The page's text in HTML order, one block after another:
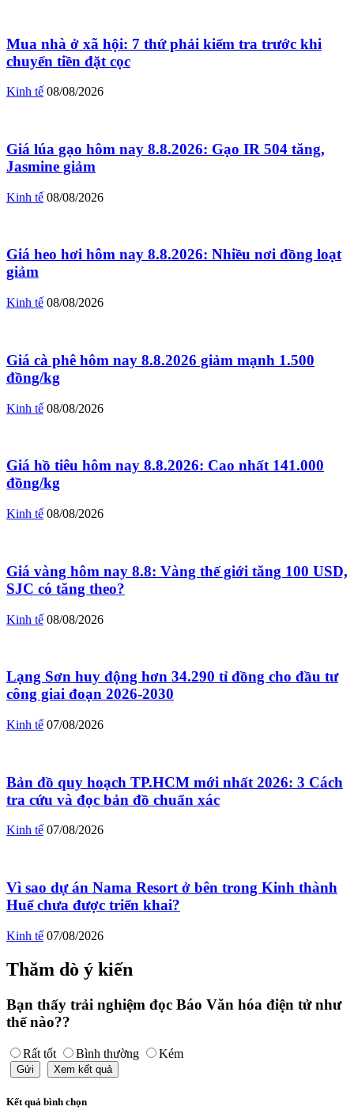
Mua nhà ở xã hội: 7 thứ phải kiểm tra trước khi
chuyển tiền đặt cọc
Kinh tế 08/08/2026
Giá lúa gạo hôm nay 8.8.2026: Gạo IR 504 tăng,
Jasmine giảm
Kinh tế 08/08/2026
Giá heo hơi hôm nay 8.8.2026: Nhiều nơi đồng loạt
giảm
Kinh tế 08/08/2026
Giá cà phê hôm nay 8.8.2026 giảm mạnh 1.500
đồng/kg
Kinh tế 08/08/2026
Giá hồ tiêu hôm nay 8.8.2026: Cao nhất 141.000
đồng/kg
Kinh tế 08/08/2026
Giá vàng hôm nay 8.8: Vàng thế giới tăng 100 USD,
SJC có tăng theo?
Kinh tế 08/08/2026
Lạng Sơn huy động hơn 34.290 tỉ đồng cho đầu tư
công giai đoạn 2026-2030
Kinh tế 07/08/2026
Bản đồ quy hoạch TP.HCM mới nhất 2026: 3 Cách
tra cứu và đọc bản đồ chuẩn xác
Kinh tế 07/08/2026
Vì sao dự án Nama Resort ở bên trong Kinh thành
Huế chưa được triển khai?
Kinh tế 07/08/2026
Thăm dò ý kiến
Bạn thấy trải nghiệm đọc Báo Văn hóa điện tử như
thế nào??
Rất tốt Bình thường Kém
Gửi Xem kết quả
Kết quả bình chọn